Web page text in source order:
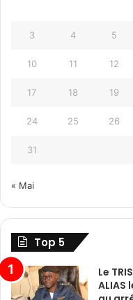
3 4 5
10 11 12
17 18 19
24 25 26
31
« Mai
Top 5
Le
ALIAS